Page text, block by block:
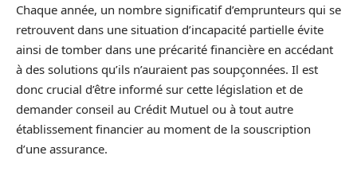
Chaque année, un nombre significatif d’emprunteurs qui se
retrouvent dans une situation d’incapacité partielle évite
ainsi de tomber dans une précarité financière en accédant
à des solutions qu’ils n’auraient pas soupçonnées. Il est
donc crucial d’être informé sur cette législation et de
demander conseil au Crédit Mutuel ou à tout autre
établissement financier au moment de la souscription
d’une assurance.